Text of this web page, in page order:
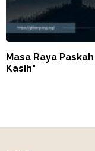
Masa Raya
Kasih"